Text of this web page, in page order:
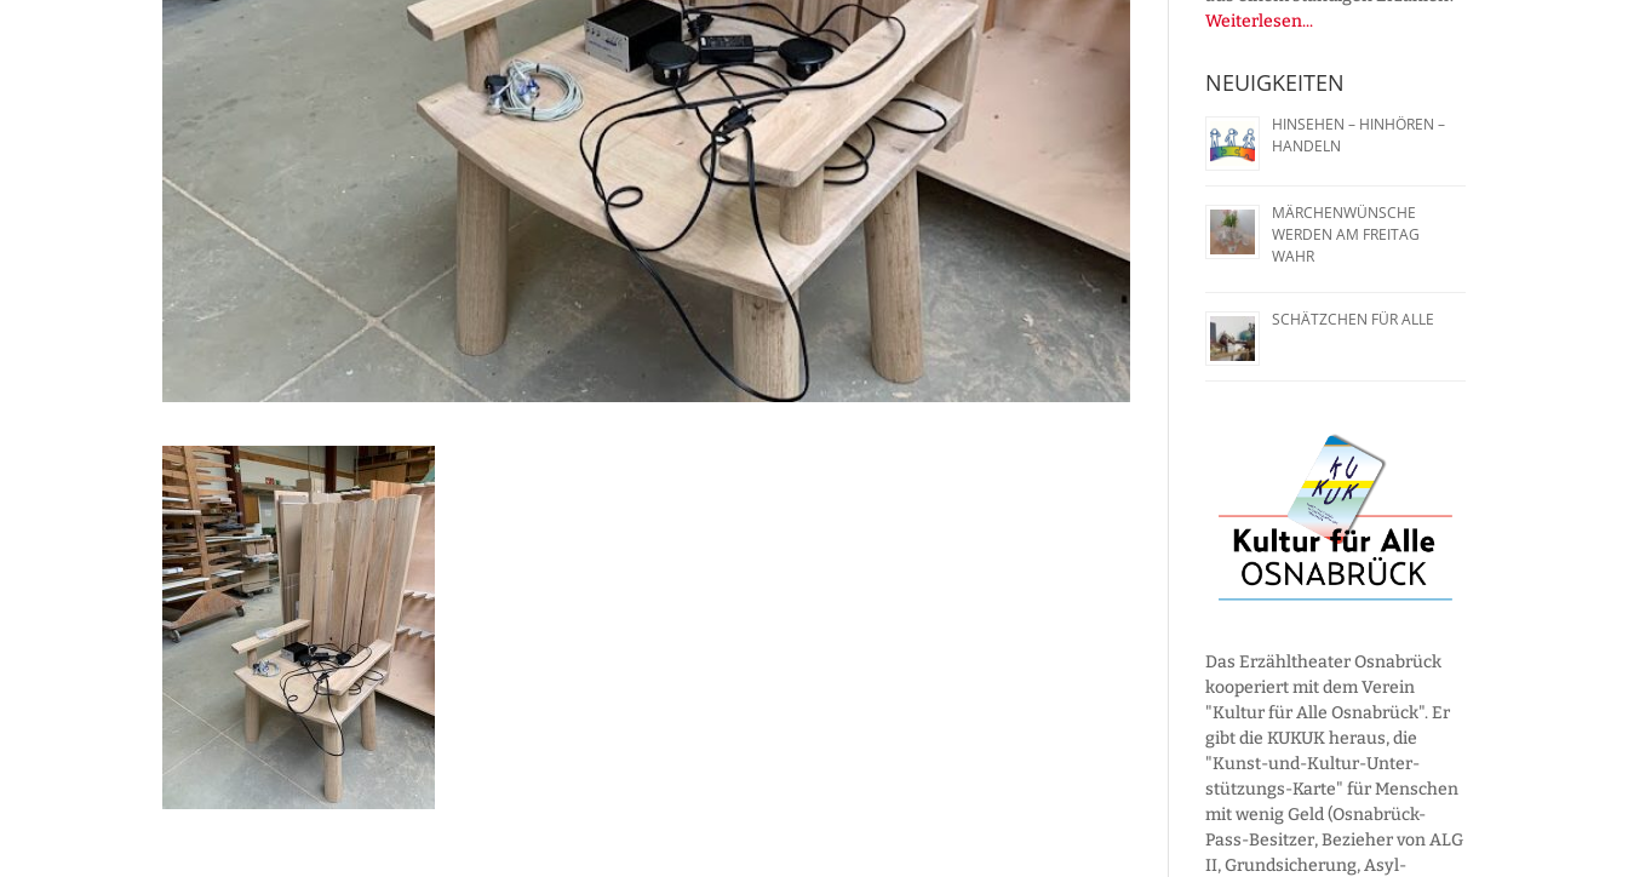
Weiterlesen...
NEUIGKEITEN
HINSEHEN – HINHÖREN –
HANDELN
MÄRCHENWÜNSCHE
WERDEN AM FREITAG
WAHR
SCHÄTZCHEN FÜR ALLE
Das Erzähltheater Osnabrück
kooperiert mit dem Verein
"Kultur für Alle Osnabrück". Er
gibt die KUKUK heraus, die
"Kunst-und-Kultur-Unter­
stützungs-Karte" für Menschen
mit wenig Geld (Osnabrück-
Pass-Besitzer, Bezieher von ALG
II, Grund­sicherung, Asyl­